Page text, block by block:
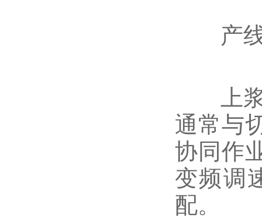
产线
上浆
通常与
协同作
变频调
配。